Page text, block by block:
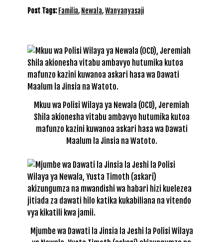
Post Tags: Familia, Newala,Wanyanyasaji
Mkuu wa Polisi Wilaya ya Newala (OCD), Jeremiah
Shila akionesha vitabu ambavyo hutumika kutoa
mafunzo kazini kuwanoa askari hasa wa Dawati
Maalum la Jinsia na Watoto.
Mjumbe wa Dawati la Jinsia la Jeshi la Polisi Wilaya